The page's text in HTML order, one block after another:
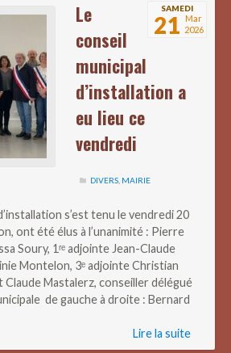
SAMEDI
21 Mar
2026
Le
conseil
municipal
d’installation a
eu lieu ce
vendredi
DIVERS MAIRIE
s’est tenu le vendredi 20
ont été élus à l’unanimité : Pierre
Soury, 1ʳᵉ adjointe Jean-Claude
Montelon, 3ᵉ adjointe Christian
Claude Mastalerz, conseiller délégué
de gauche à droite : Bernard
Lire la suite